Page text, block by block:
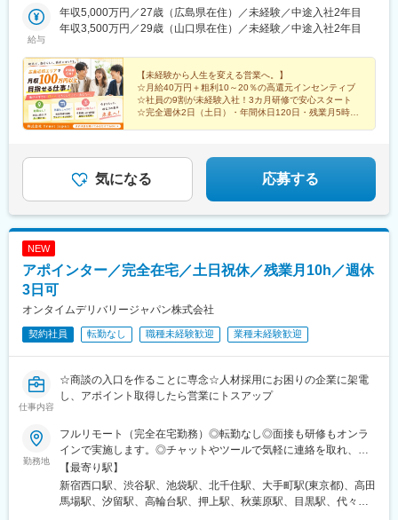
岡支社・福岡県福岡市東区馬出5-2-20■仙台支社・宮城県仙台市青
葉区中央4-10-3※転勤一切なし
駅、八本松駅、寺家駅、西条駅(広島県)、西高屋駅、河内駅、本郷
駅(広島県)、三原駅、糸崎駅、尾道駅、新尾道駅、松永駅、備後赤
川原石駅、吉浦駅、かるが浜駅、天応駅、呉ポートピア駅、小屋
浦駅、安芸阿賀駅、新広駅、広駅、竹原駅、忠海駅、入野駅(広島
県)、安芸津駅、安浦駅、安登駅、安芸川尻駅、仁方駅、吉名駅、
大乗駅、安芸長浜駅、東尾道駅、神辺駅、湯野駅、道上駅、万能
倉駅、駅家駅、近田駅、戸手駅、新市駅、鵜飼駅(広島県)、府中駅
あき亀山駅、上八木駅、七軒茶屋駅、大町駅(広島県)、古市橋駅、
下祇園駅、安芸長束駅、三滝駅、戸坂駅、安芸矢口駅、玖村駅、
清音駅、備中高梁駅、新見駅、津山駅、東津山駅、林野駅、勝間
駅、備前田井駅、彦崎駅、久々原駅、吉備津駅、備前一宮駅、大
前片上駅、伊部駅、日生駅、岩国駅、南岩国駅、藤生駅、通津
新南陽駅、福川駅、富海駅、防府駅、大道駅、四辻駅、新山口
駅、上嘉川駅、周防佐山駅、岐波駅、宇部駅、小野田駅、厚狭
温泉駅、山口駅(山口県)、宮野駅、仁保駅、仁保津駅、大歳駅、阿
知須駅、草江駅、丸尾駅、床波駅、宇部新川駅、安来駅、荒島
駅、揖屋駅、東松江駅(島根県)、松江駅、乃木駅、玉造温泉駅、来
待駅、荘原駅、直江駅、出雲市駅、西出雲駅、出雲神西駅、江南
駅(島根県)、田儀駅、波根駅、久手駅、大田市駅、静間駅、仁万
給与
年収5,000万円／27歳（広島県在住）／未経験／中途入社2年目
年収3,500万円／29歳（山口県在住）／未経験／中途入社2年目
【未経験から人生を変える営業へ。】
☆月給40万円＋粗利10～20％の高還元インセンティブ
☆社員の9割が未経験入社！3カ月研修で安心スタート
☆完全週休2日（土日）・年間休日120日・残業月5時間
気になる 応募する
NEW
アポインター／完全在宅／土日祝休／残業月10h／週休
3日可
オンタイムデリバリージャパン株式会社
契約社員 転勤なし 職種未経験歓迎 業種未経験歓迎
仕事内容
☆商談の入口を作ることに専念☆人材採用にお困りの企業に架電
し、アポイント取得したら営業にトスアップ
勤務地
フルリモート（完全在宅勤務）◎転勤なし◎面接も研修もオンラ
インで実施します。◎チャットやツールで気軽に連絡を取れ、相
談・質問できる安心の環境です！
【最寄り駅】
新宿西口駅、渋谷駅、池袋駅、北千住駅、大手町駅(東京都)、高田
馬場駅、汐留駅、高輪台駅、押上駅、秋葉原駅、目黒駅、代々木